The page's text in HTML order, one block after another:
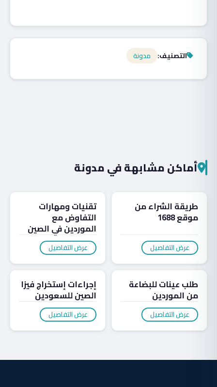
التصنيف: مدونة
أماكن مشابهة في مدونة
طريقة الشراء من
موقع 1688
عرض التفاصيل
مدونة
تقنيات ومهارات
التفاوض مع
الموردين في الصين
عرض التفاصيل
مدونة
طلب عينات للبضاعة
من الموردين
عرض التفاصيل
مدونة
إجراءات إستخراج فيزا
الصين للسعودين
عرض التفاصيل